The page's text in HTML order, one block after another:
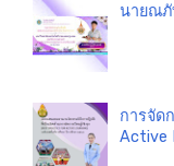
นายณภั
การจัด
Active